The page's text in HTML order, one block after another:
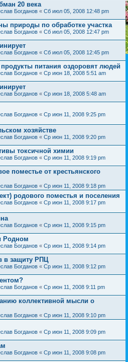
20 века
Богданов « Сб июл 05, 2008 12:48 pm
природы по обработке участка
Богданов « Сб июл 05, 2008 12:47 pm
Богданов « Сб июл 05, 2008 12:45 pm
питания оздоровят людей
Богданов « Ср июн 18, 2008 5:51 am
Богданов « Ср июн 18, 2008 5:48 am
Богданов « Ср июн 11, 2008 9:25 pm
хозяйстве
Богданов « Ср июн 11, 2008 9:20 pm
токсичной химии
Богданов « Ср июн 11, 2008 9:19 pm
поместье от крестьянского
Богданов « Ср июн 11, 2008 9:18 pm
родового поместья и поселения
Богданов « Ср июн 11, 2008 9:17 pm
Богданов « Ср июн 11, 2008 9:15 pm
Родном
Богданов « Ср июн 11, 2008 9:14 pm
в защиту РПЦ
Богданов « Ср июн 11, 2008 9:12 pm
Богданов « Ср июн 11, 2008 9:11 pm
коллективной мысли о
Богданов « Ср июн 11, 2008 9:10 pm
Богданов « Ср июн 11, 2008 9:09 pm
Богданов « Ср июн 11, 2008 9:08 pm